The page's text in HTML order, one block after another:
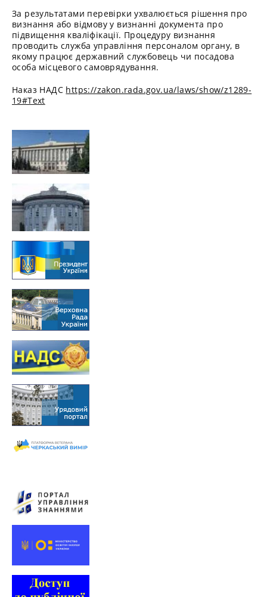
За результатами перевірки ухвалюється рішення про
визнання або відмову у визнанні документа про
підвищення кваліфікації. Процедуру визнання
проводить служба управління персоналом органу, в
якому працює державний службовець чи посадова
особа місцевого самоврядування.
Наказ НАДС https://zakon.rada.gov.ua/laws/show/z1289-
19#Text